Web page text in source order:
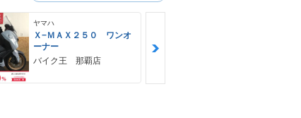
ヤマハ
Ｘ−ＭＡＸ２５０ ワンオ
ーナー
バイク王 那覇店